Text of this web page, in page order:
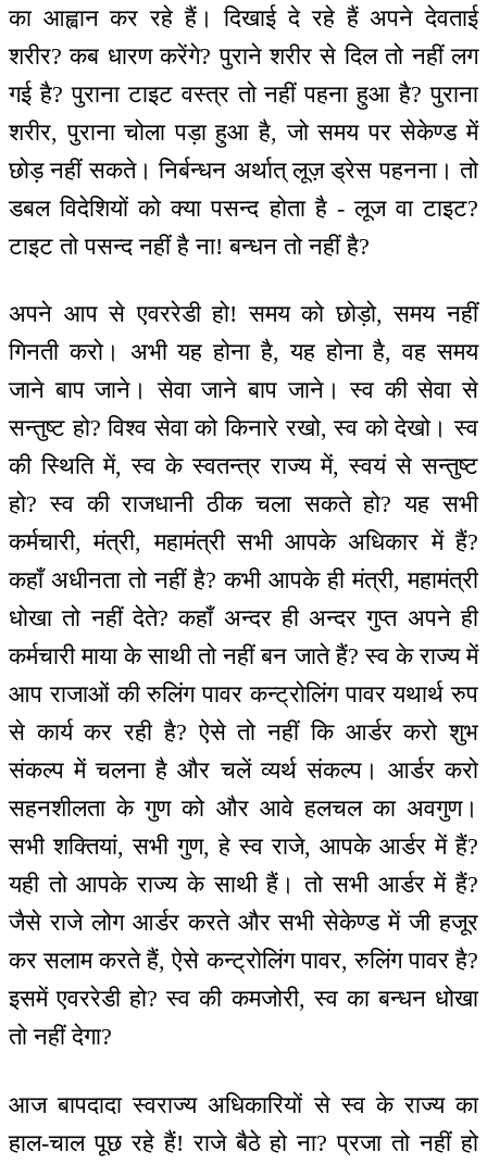
का आह्वान कर रहे हैं। दिखाई दे रहे हैं अपने देवताई
शरीर? कब धारण करेंगे? पुराने शरीर से दिल तो नहीं लग
गई है? पुराना टाइट वस्त्र तो नहीं पहना हुआ है? पुराना
शरीर, पुराना चोला पड़ा हुआ है, जो समय पर सेकेण्ड में
छोड़ नहीं सकते। निर्बन्धन अर्थात् लूज़ ड्रेस पहनना। तो
डबल विदेशियों को क्या पसन्द होता है - लूज वा टाइट?
टाइट तो पसन्द नहीं है ना! बन्धन तो नहीं है?
अपने आप से एवररेडी हो! समय को छोड़ो, समय नहीं
गिनती करो। अभी यह होना है, यह होना है, वह समय
जाने बाप जाने। सेवा जाने बाप जाने। स्व की सेवा से
सन्तुष्ट हो? विश्व सेवा को किनारे रखो, स्व को देखो। स्व
की स्थिति में, स्व के स्वतन्‍त्र राज्य में, स्वयं से सन्तुष्ट
हो? स्व की राजधानी ठीक चला सकते हो? यह सभी
कर्मचारी, मंत्री, महामंत्री सभी आपके अधिकार में हैं?
कहाँ अधीनता तो नहीं है? कभी आपके ही मंत्री, महामंत्री
धोखा तो नहीं देते? कहाँ अन्दर ही अन्दर गुप्त अपने ही
कर्मचारी माया के साथी तो नहीं बन जाते हैं? स्व के राज्य में
आप राजाओं की रुलिंग पावर कन्ट्रोलिंग पावर यथार्थ रुप
से कार्य कर रही है? ऐसे तो नहीं कि आर्डर करो शुभ
संकल्प में चलना है और चलें व्यर्थ संकल्प। आर्डर करो
सहनशीलता के गुण को और आवे हलचल का अवगुण।
सभी शक्तियां, सभी गुण, हे स्व राजे, आपके आर्डर में हैं?
यही तो आपके राज्य के साथी हैं। तो सभी आर्डर में हैं?
जैसे राजे लोग आर्डर करते और सभी सेकेण्ड में जी हजूर
कर सलाम करते हैं, ऐसे कन्ट्रोलिंग पावर, रुलिंग पावर है?
इसमें एवररेडी हो? स्व की कमजोरी, स्व का बन्धन धोखा
तो नहीं देगा?
आज बापदादा स्वराज्य अधिकारियों से स्व के राज्य का
हाल-चाल पूछ रहे हैं! राजे बैठे हो ना? प्रजा तो नहीं हो